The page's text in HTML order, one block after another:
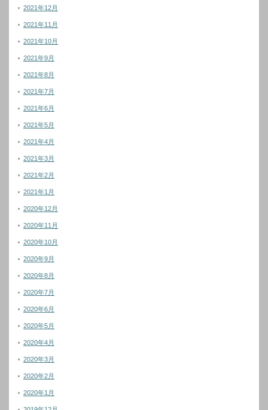
2021年12月
2021年11月
2021年10月
2021年9月
2021年8月
2021年7月
2021年6月
2021年5月
2021年4月
2021年3月
2021年2月
2021年1月
2020年12月
2020年11月
2020年10月
2020年9月
2020年8月
2020年7月
2020年6月
2020年5月
2020年4月
2020年3月
2020年2月
2020年1月